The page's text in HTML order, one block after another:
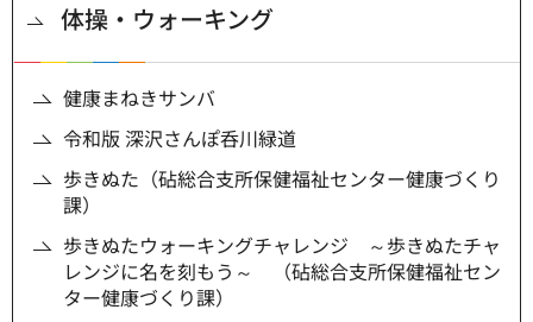
体操・ウォーキング
健康まねきサンバ
令和版 深沢さんぽ呑川緑道
歩きぬた（砧総合支所保健福祉センター健康づくり
課）
歩きぬたウォーキングチャレンジ ～歩きぬたチャ
レンジに名を刻もう～ （砧総合支所保健福祉セン
ター健康づくり課）